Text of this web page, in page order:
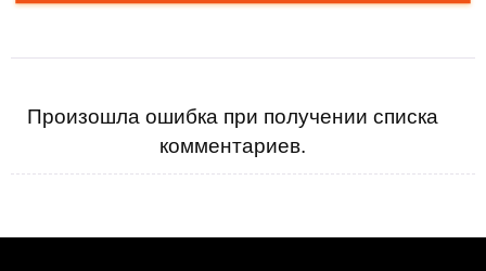
Произошла ошибка при получении списка
комментариев.